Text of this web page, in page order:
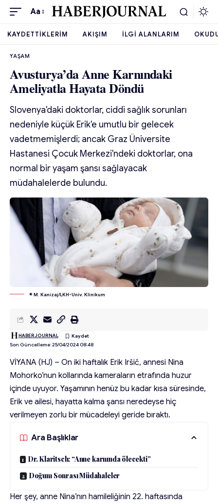
Aa
KAYDETTIKLERIM AKIŞIM İLGI ALANLARIM
YAŞAM
Avusturya’da Anne Karnındaki
Ameliyatla Hayata Döndü
Slovenya'daki doktorlar, ciddi sağlık sorunları
nedeniyle küçük Erik'e umutlu bir gelecek
vadetmemişlerdi; ancak Graz Üniversite
Hastanesi Çocuk Merkezi'ndeki doktorlar, ona
normal bir yaşam şansı sağlayacak
müdahalelerde bulundu.
© M. Kanizaj/LKH-Univ. Klinikum
Son Güncelleme: 25/04/2024 08:48
HABERJOURNAL
VİYANA (HJ) – On iki haftalık Erik Iršič, annesi Nina
Mohorko’nun kollarında kameraların etrafında huzur
içinde uyuyor. Yaşamının henüz bu kadar kısa süresinde,
Erik ve ailesi, hayatta kalma şansı neredeyse hiç
verilmeyen zorlu bir mücadeleyi geride bıraktı.
Ara Başlıklar
Dr. Klaritsch: “Anne karnında ölecekti”
Doğum Sonrası Müdahaleler
Her şey, anne Nina’nın hamileliğinin 22. haftasında